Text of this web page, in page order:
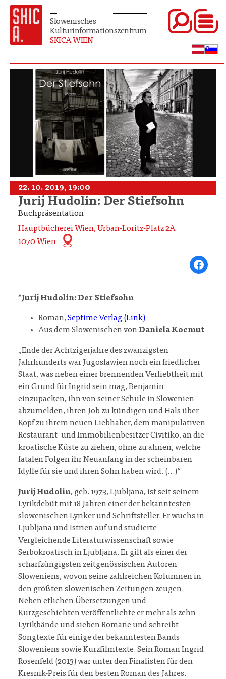
Slowenisches
Kulturinformationszentrum
SKICA WIEN
22. 10. 2019, 19:00
Jurij Hudolin: Der Stiefsohn
Buchpräsentation
Hauptbücherei Wien, Urban-Loritz-Platz 2A
1070 Wien
Share on
*Jurij Hudolin: Der Stiefsohn
Roman,Septime Verlag (Link)
Aus dem Slowenischen vonDaniela Kocmut
„Ende der Achtzigerjahre des zwanzigsten
Jahrhunderts war Jugoslawien noch ein friedlicher
Staat, was neben einer brennenden Verliebtheit mit
ein Grund für Ingrid sein mag, Benjamin
einzupacken, ihn von seiner Schule in Slowenien
abzumelden, ihren Job zu kündigen und Hals über
Kopf zu ihrem neuen Liebhaber, dem manipulativen
Restaurant- und Immobilienbesitzer Civitiko, an die
kroatische Küste zu ziehen, ohne zu ahnen, welche
fatalen Folgen ihr Neuanfang in der scheinbaren
Idylle für sie und ihren Sohn haben wird. (…)“
Jurij Hudolin, geb. 1973, Ljubljana, ist seit seinem
Lyrikdebüt mit 18 Jahren einer der bekanntesten
slowenischen Lyriker und Schriftsteller. Er wuchs in
Ljubljana und Istrien auf und studierte
Vergleichende Literaturwissenschaft sowie
Serbokroatisch in Ljubljana. Er gilt als einer der
scharfzüngigsten zeitgenössischen Autoren
Sloweniens, wovon seine zahlreichen Kolumnen in
den größten slowenischen Zeitungen zeugen.
Neben etlichen Übersetzungen und
Kurzgeschichten veröffentlichte er mehr als zehn
Lyrikbände und sieben Romane und schreibt
Songtexte für einige der bekanntesten Bands
Sloweniens sowie Kurzfilmtexte. Sein Roman Ingrid
Rosenfeld (2013) war unter den Finalisten für den
Kresnik-Preis für den besten Roman des Jahres.